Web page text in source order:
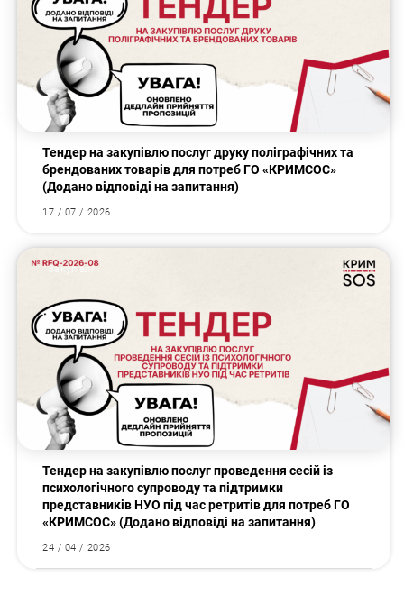
Тендер на закупівлю послуг друку поліграфічних та
брендованих товарів для потреб ГО «КРИМСОС»
(Додано відповіді на запитання)
17 / 07 / 2026
Закупівлі
Тендер на закупівлю послуг проведення сесій із
психологічного супроводу та підтримки
представників НУО під час ретритів для потреб ГО
«КРИМСОС» (Додано відповіді на запитання)
24 / 04 / 2026